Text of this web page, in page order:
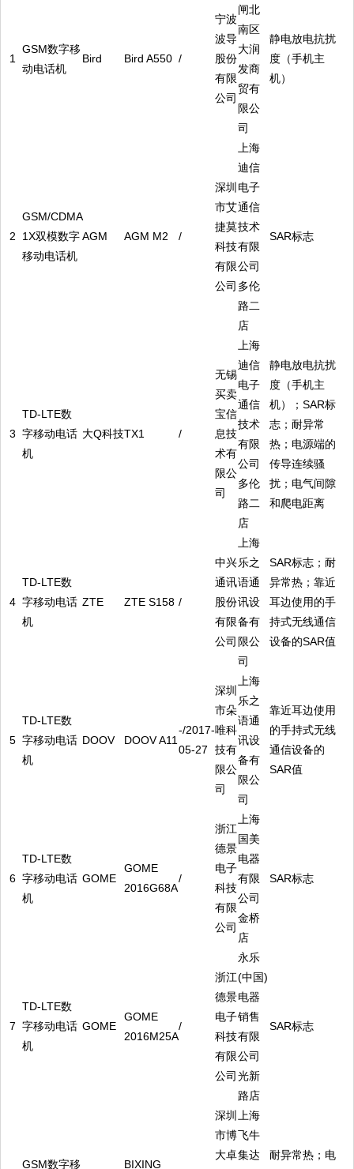
1
GSM数字移
动电话机
Bird Bird A550 /
宁波
波导
股份
有限
公司
闸北
南区
大润
发商
贸有
限公
司
静电放电抗扰
度（手机主
机）
2
GSM/CDMA
1X双模数字
移动电话机
AGM AGM M2 /
深圳
市艾
捷莫
科技
有限
公司
上海
迪信
电子
通信
技术
有限
公司
多伦
路二
店
SAR标志
3
TD-LTE数
字移动电话
机
大Q科技TX1 /
无锡
买卖
宝信
息技
术有
限公
司
上海
迪信
电子
通信
技术
有限
公司
多伦
路二
店
静电放电抗扰
度（手机主
机）；SAR标
志；耐异常
热；电源端的
传导连续骚
扰；电气间隙
和爬电距离
4
TD-LTE数
字移动电话
机
ZTE ZTE S158 /
中兴
通讯
股份
有限
公司
上海
乐之
语通
讯设
备有
限公
司
SAR标志；耐
异常热；靠近
耳边使用的手
持式无线通信
设备的SAR值
5
TD-LTE数
字移动电话
机
DOOV DOOV A11
-/2017-
05-27
深圳
市朵
唯科
技有
限公
司
上海
乐之
语通
讯设
备有
限公
司
靠近耳边使用
的手持式无线
通信设备的
SAR值
6
TD-LTE数
字移动电话
机
GOME
GOME
2016G68A
/
浙江
德景
电子
科技
有限
公司
上海
国美
电器
有限
公司
金桥
店
SAR标志
7
TD-LTE数
字移动电话
机
GOME
GOME
2016M25A
/
浙江
德景
电子
科技
有限
公司
永乐
(中国)
电器
销售
有限
公司
光新
路店
SAR标志
GSM数字移
BIXING
深圳
市博
大卓
上海
飞牛
集达
耐异常热；电